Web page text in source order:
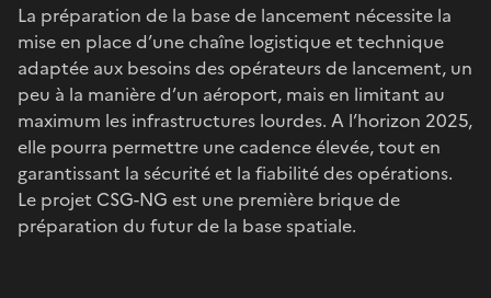
La préparation de la base de lancement nécessite la
mise en place d’une chaîne logistique et technique
adaptée aux besoins des opérateurs de lancement, un
peu à la manière d’un aéroport, mais en limitant au
maximum les infrastructures lourdes. A l’horizon 2025,
elle pourra permettre une cadence élevée, tout en
garantissant la sécurité et la fiabilité des opérations.
Le projet CSG-NG est une première brique de
préparation du futur de la base spatiale.